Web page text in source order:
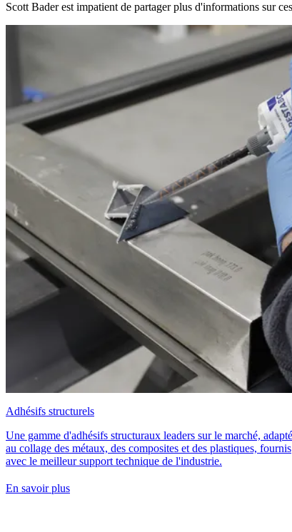
Scott Bader est impatient de partager plus d'informations sur
Adhésifs structurels
Une gamme d'adhésifs structuraux leaders sur le marché,
au collage des métaux, des composites et des plastiques, fournis
avec le meilleur support technique de l'industrie.
En savoir plus